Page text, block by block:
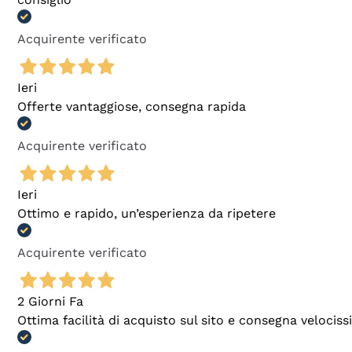
Acquirente verificato
Ieri
Offerte vantaggiose, consegna rapida
Acquirente verificato
Ieri
Ottimo e rapido, un’esperienza da ripetere
Acquirente verificato
2 Giorni Fa
Ottima facilità di acquisto sul sito e consegna